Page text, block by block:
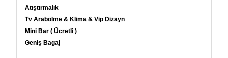
Atıştırmalık
Tv Arabölme & Klima & Vip Dizayn
Mini Bar ( Ücretli )
Geniş Bagaj